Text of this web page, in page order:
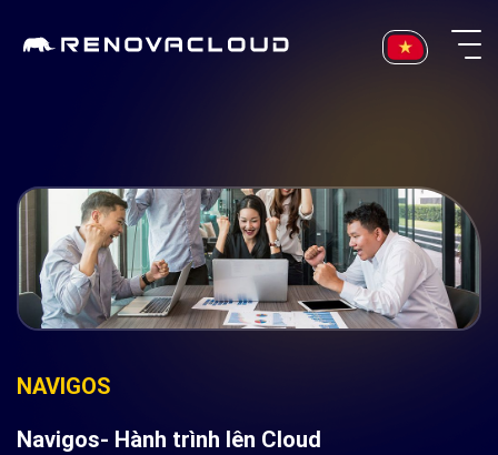
NAVIGOS
Navigos- Hành trình lên Cloud